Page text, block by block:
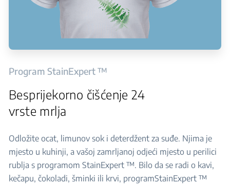
Program StainExpert ™
Besprijekorno čišćenje 24
vrste mrlja
Odložite ocat, limunov sok i deterdžent za suđe. Njima je
mjesto u kuhinji, a vašoj zamrljanoj odjeći mjesto u perilici
rublja s programom StainExpert ™. Bilo da se radi o kavi,
kečapu, čokoladi, šminki ili krvi, programStainExpert ™